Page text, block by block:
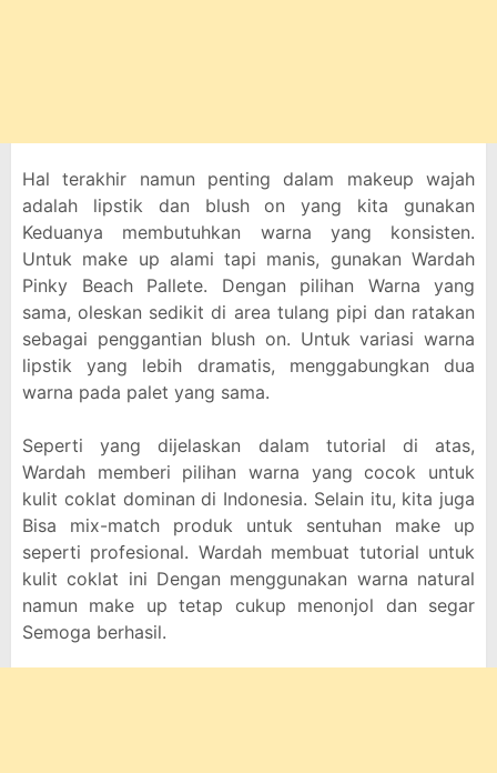
Hal terakhir namun penting dalam makeup wajah
adalah lipstik dan blush on yang kita gunakan
Keduanya membutuhkan warna yang konsisten.
Untuk make up alami tapi manis, gunakan Wardah
Pinky Beach Pallete. Dengan pilihan Warna yang
sama, oleskan sedikit di area tulang pipi dan ratakan
sebagai penggantian blush on. Untuk variasi warna
lipstik yang lebih dramatis, menggabungkan dua
warna pada palet yang sama.
Seperti yang dijelaskan dalam tutorial di atas,
Wardah memberi pilihan warna yang cocok untuk
kulit coklat dominan di Indonesia. Selain itu, kita juga
Bisa mix-match produk untuk sentuhan make up
seperti profesional. Wardah membuat tutorial untuk
kulit coklat ini Dengan menggunakan warna natural
namun make up tetap cukup menonjol dan segar
Semoga berhasil.